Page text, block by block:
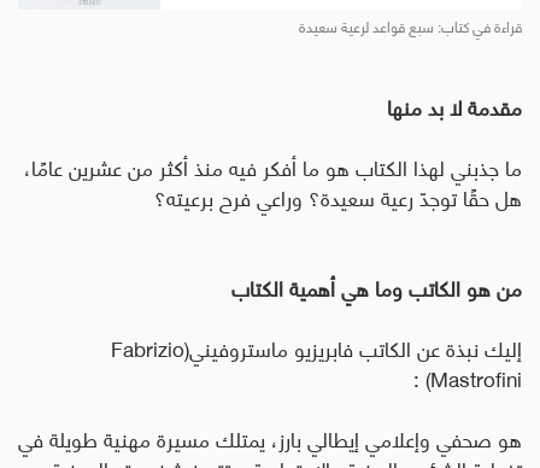
قراءة في كتاب: سبع قواعد لرعية سعيدة
مقدمة لا بد منها
ما جذبني لهذا الكتاب هو ما أفكر فيه منذ أكثر من عشرين عامًا،
هل حقًا توجدّ رعية سعيدة؟ وراعي فرح برعيته؟
من هو الكاتب وما هي أهمية الكتاب
إليك نبذة عن الكاتب فابريزيو ماستروفيني(Fabrizio
Mastrofini)
:
هو صحفي وإعلامي إيطالي بارز، يمتلك مسيرة مهنية طويلة في